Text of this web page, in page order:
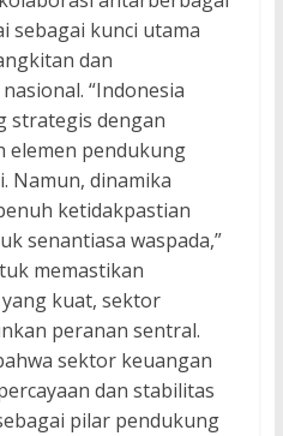
sebagai kunci utama
dan
“Indonesia
strategis dengan
elemen pendukung
Namun, dinamika
ketidakpastian
senantiasa waspada,”
memastikan
kuat, sektor
peranan sentral.
sektor keuangan
dan stabilitas
pilar pendukung